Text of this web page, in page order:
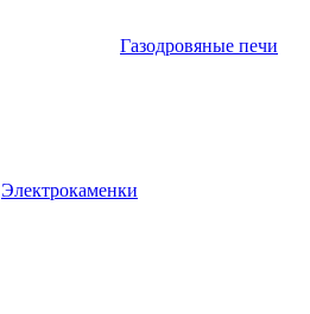
Газодровяные печи
Электрокаменки